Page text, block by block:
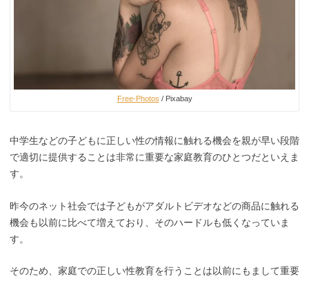
Free-Photos / Pixabay
中学生などの子どもに正しい性の情報に触れる機会を親が早い段階
で適切に提供することは非常に重要な家庭教育のひとつだといえま
す。
昨今のネット社会では子どもがアダルトビデオなどの商品に触れる
機会も以前に比べて増えており、そのハードルも低くなっていま
す。
そのため、家庭での正しい性教育を行うことは以前にもまして重要